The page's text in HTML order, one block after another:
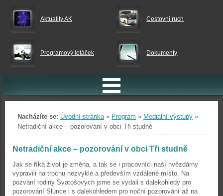
Aktuality AK Cestovní ruch
Programový letáček Dokumenty
Nacházíte se: Úvodní stránka» Program » Mediální výstupy »
Netradiční akce – pozorování v obci Tři studně
Netradiční akce – pozorování v obci Tři studně
Jak se říká život je změna, a tak se i pracovníci naší hvězdárny
vypravili na trochu nezvyklé a především vzdálené místo. Na
pozvání rodiny Svatošových jsme se vydali s dalekohledy pro
pozorování Slunce i s dalekohledem pro noční pozorování až na